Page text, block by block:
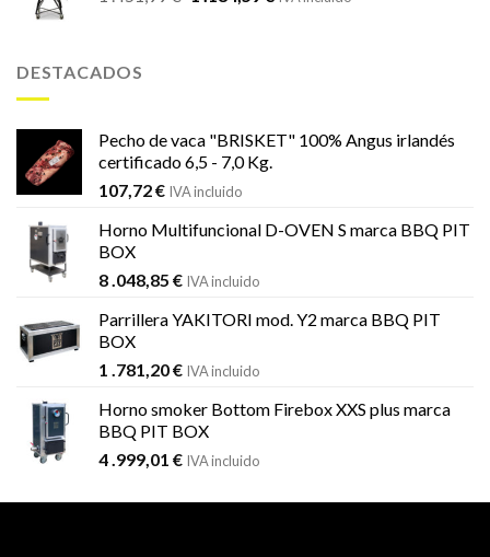
DESTACADOS
Pecho de vaca "BRISKET" 100% Angus irlandés
certificado 6,5 - 7,0 Kg.
107,72€ IVA incluido
Horno Multifuncional D-OVEN S marca BBQ PIT
BOX
8 .048,85 € IVA incluido
Parrillera YAKITORI mod. Y2 marca BBQ PIT
BOX
1 .781,20€ IVA incluido
Horno smoker Bottom Firebox XXS plus marca
BBQ PIT BOX
4 .999,01 € IVA incluido